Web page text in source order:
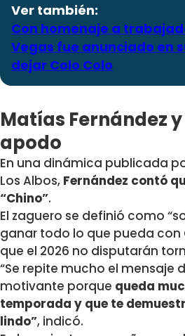
Ver también:
Con homenaje a
Vegas fue anunciado en
dejar Colo Colo
Matías Fernández
apodo
En una dinámica publicada
Los Albos, Fernández contó
“Chino”.
El zaguero se definió como
ganar todo lo que pueda con
que el 2026 no disputarán
“Se repite mucho el mensaje
motivante porque queda
temporada y que te
lindo”, indicó.